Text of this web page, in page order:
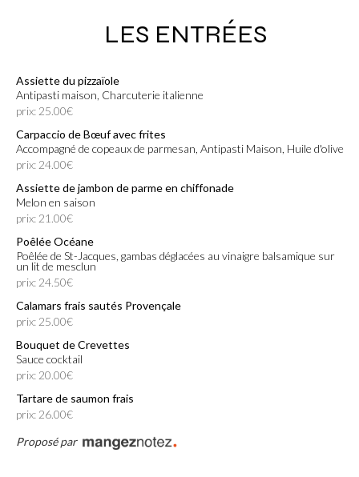
LES ENTRÉES
Assiette du pizzaïole
Antipasti maison, Charcuterie italienne
prix: 25.00€
Carpaccio de Bœuf avec frites
Accompagné de copeaux de parmesan, Antipasti Maison, Huile d'olive
prix: 24.00€
Assiette de jambon de parme en chiffonade
Melon en saison
prix: 21.00€
Poêlée Océane
Poêlée de St-Jacques, gambas déglacées au vinaigre balsamique sur
un lit de mesclun
prix: 24.50€
Calamars frais sautés Provençale
prix: 25.00€
Bouquet de Crevettes
Sauce cocktail
prix: 20.00€
Tartare de saumon frais
prix: 26.00€
Proposé par